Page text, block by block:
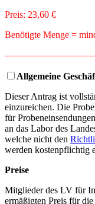
Preis: 23,60 €
Benötigte Menge =
Allgemeine
Dieser Antrag ist
einzureichen. Die
für
an das Labor des
welche nicht den
werden kostenpflichtig
Preise
Mitglieder des LV für
ermäßigten Preis für